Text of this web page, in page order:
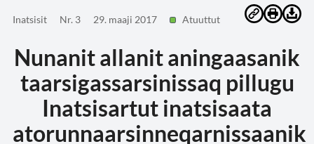
Inatsisit Nr. 3 29. maaji 2017 Atuuttut
Nunanit allanit aningaasanik
taarsigassarsinissaq pillugu
Inatsisartut inatsisaata
atorunnaarsinneqarnissaanik